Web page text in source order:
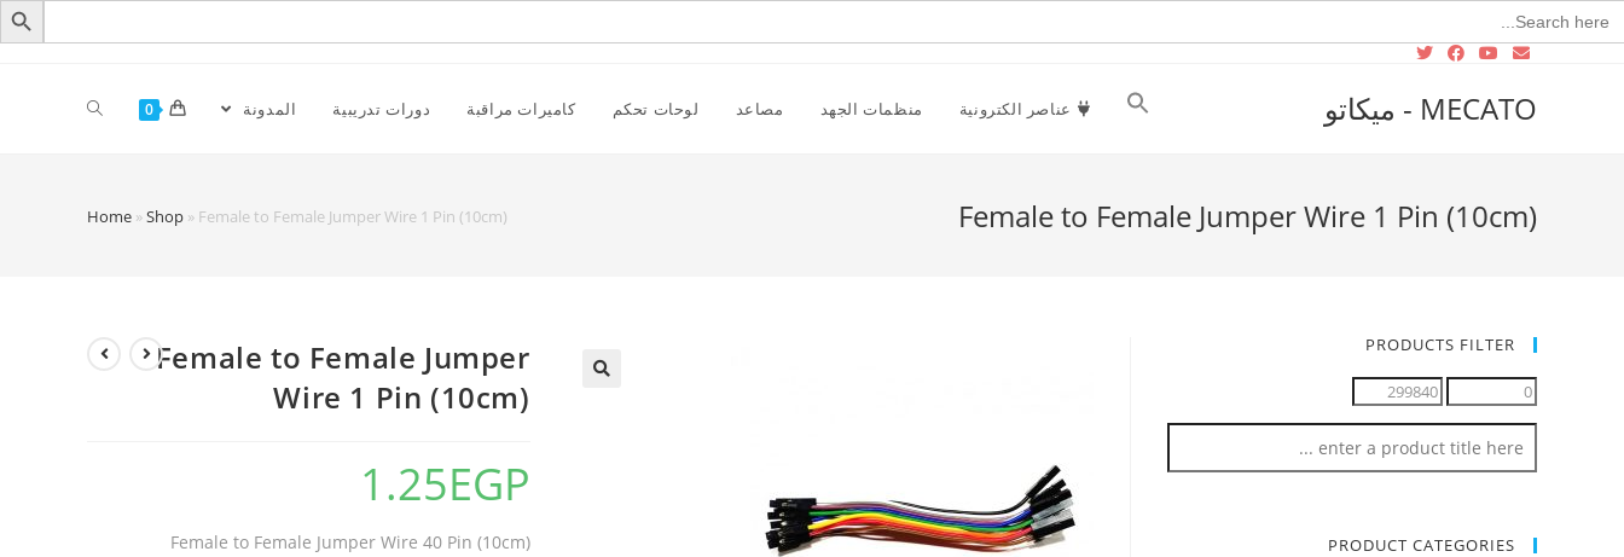
Search
for:
MECATO - ميكاتو عناصر الكترونية منظمات الجهد مصاعد لوحات تحكم كاميرات مراقبة دورات تدريبية المدونة 0
Female to Female Jumper Wire 1 Pin (10cm)
Home »Shop » Female to Female Jumper Wire 1 Pin (10cm)
Female to Female Jumper
Wire 1 Pin (10cm)
1.25EGP
Female to Female Jumper Wire 40 Pin (10cm)
PRODUCTS FILTER
PRODUCT CATEGORIES